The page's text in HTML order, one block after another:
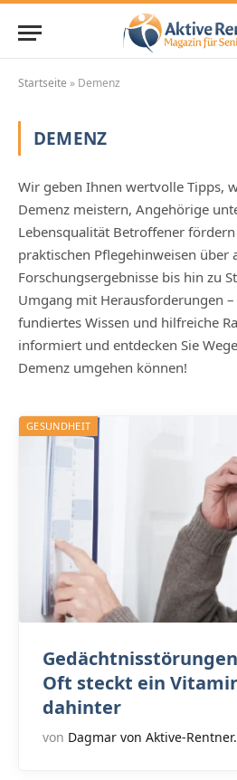
Startseite » Demenz
DEMENZ
Wir geben Ihnen wertvolle Tipps,
Demenz meistern, Angehörige
Lebensqualität Betroffener
praktischen Pflegehinweisen über
Forschungsergebnisse bis hin zu
Umgang mit Herausforderungen
fundiertes Wissen und hilfreiche
informiert und entdecken Sie
Demenz umgehen können!
GESUNDHEIT
Oft steckt ein
dahinter
von Dagmar von Aktive-